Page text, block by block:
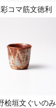
コマ筋文徳利
桧垣文ぐいのみ